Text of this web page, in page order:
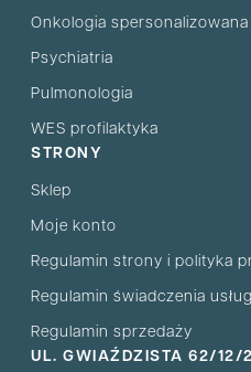
Onkologia spersonalizowana
Psychiatria
Pulmonologia
WES profilaktyka
STRONY
Sklep
Moje konto
Regulamin strony i polityka
Regulamin świadczenia
Regulamin sprzedaży
UL. GWIAŹDZISTA 62/12/